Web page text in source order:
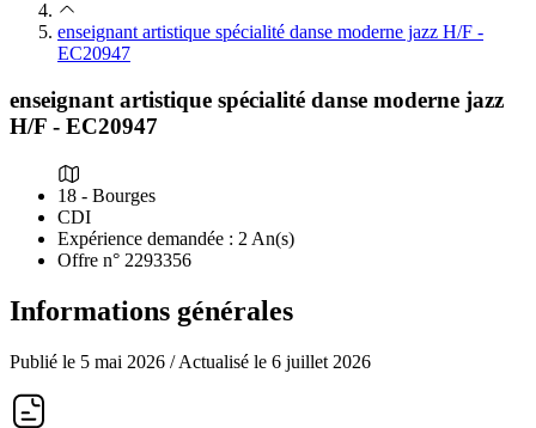
enseignant artistique spécialité danse moderne jazz H/F -
EC20947
enseignant artistique spécialité danse moderne jazz
H/F - EC20947
18 - Bourges
CDI
Expérience demandée : 2 An(s)
Offre n° 2293356
Informations générales
Publié le 5 mai 2026 / Actualisé le 6 juillet 2026